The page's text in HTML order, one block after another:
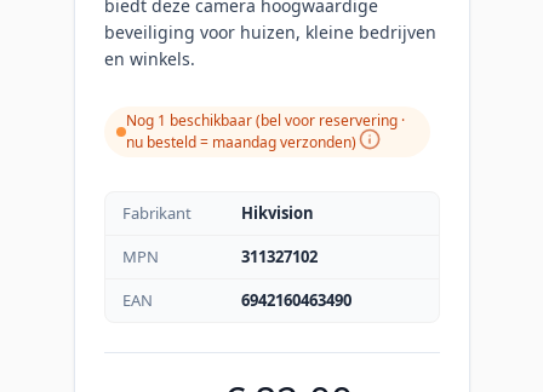
biedt deze camera hoogwaardige
beveiliging voor huizen, kleine bedrijven
en winkels.
Nog 1 beschikbaar (bel voor reservering ·
nu besteld = maandag verzonden)
Fabrikant
Hikvision
MPN
311327102
EAN
6942160463490